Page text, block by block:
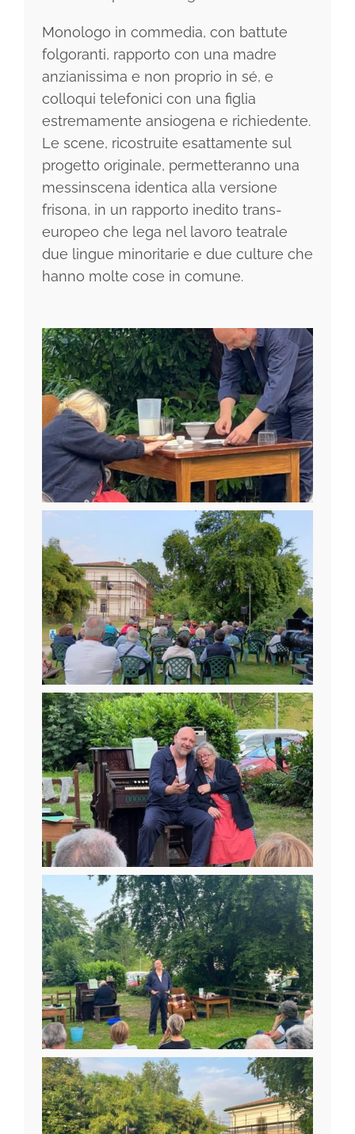
Monologo in commedia, con battute
folgoranti, rapporto con una madre
anzianissima e non proprio in sé, e
colloqui telefonici con una figlia
estremamente ansiogena e richiedente.
Le scene, ricostruite esattamente sul
progetto originale, permetteranno una
messinscena identica alla versione
frisona, in un rapporto inedito trans-
europeo che lega nel lavoro teatrale
due lingue minoritarie e due culture che
hanno molte cose in comune.